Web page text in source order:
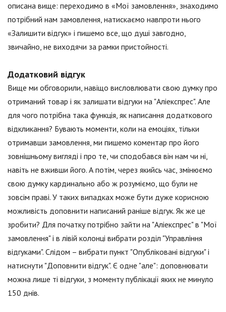
описана вище: переходимо в «Мої замовлення», знаходимо
потрібний нам замовлення, натискаємо навпроти нього
«Залишити відгук» і пишемо все, що душі завгодно,
звичайно, не виходячи за рамки пристойності.
Додатковий відгук
Вище ми обговорили, навіщо висловлювати свою думку про
отриманий товар і як залишати відгуки на "Аліекспрес". Але
для чого потрібна така функція, як написання додаткового
відкликання? Бувають моменти, коли на емоціях, тільки
отримавши замовлення, ми пишемо коментар про його
зовнішньому вигляді і про те, чи сподобався він нам чи ні,
навіть не вживши його. А потім, через якийсь час, змінюємо
свою думку кардинально або ж розуміємо, що були не
зовсім праві. У таких випадках може бути дуже корисною
можливість доповнити написаний раніше відгук. Як же це
зробити? Для початку потрібно зайти на "Аліекспрес" в "Мої
замовлення" і в лівій колонці вибрати розділ "Управління
відгуками". Слідом – вибрати пункт "Опубліковані відгуки" і
натиснути "Доповнити відгук". Є одне "але": доповнювати
можна лише ті відгуки, з моменту публікації яких не минуло
150 днів.